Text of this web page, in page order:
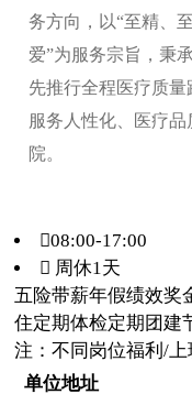
务方向，以“至精、
爱”为服务宗旨，秉
先推行全程医疗质量
服务人性化、医疗
院。
08:00-17:00
 周休1天
五险带薪年假绩效奖
住定期体检定期团建
注：不同岗位福利/上
单位地址